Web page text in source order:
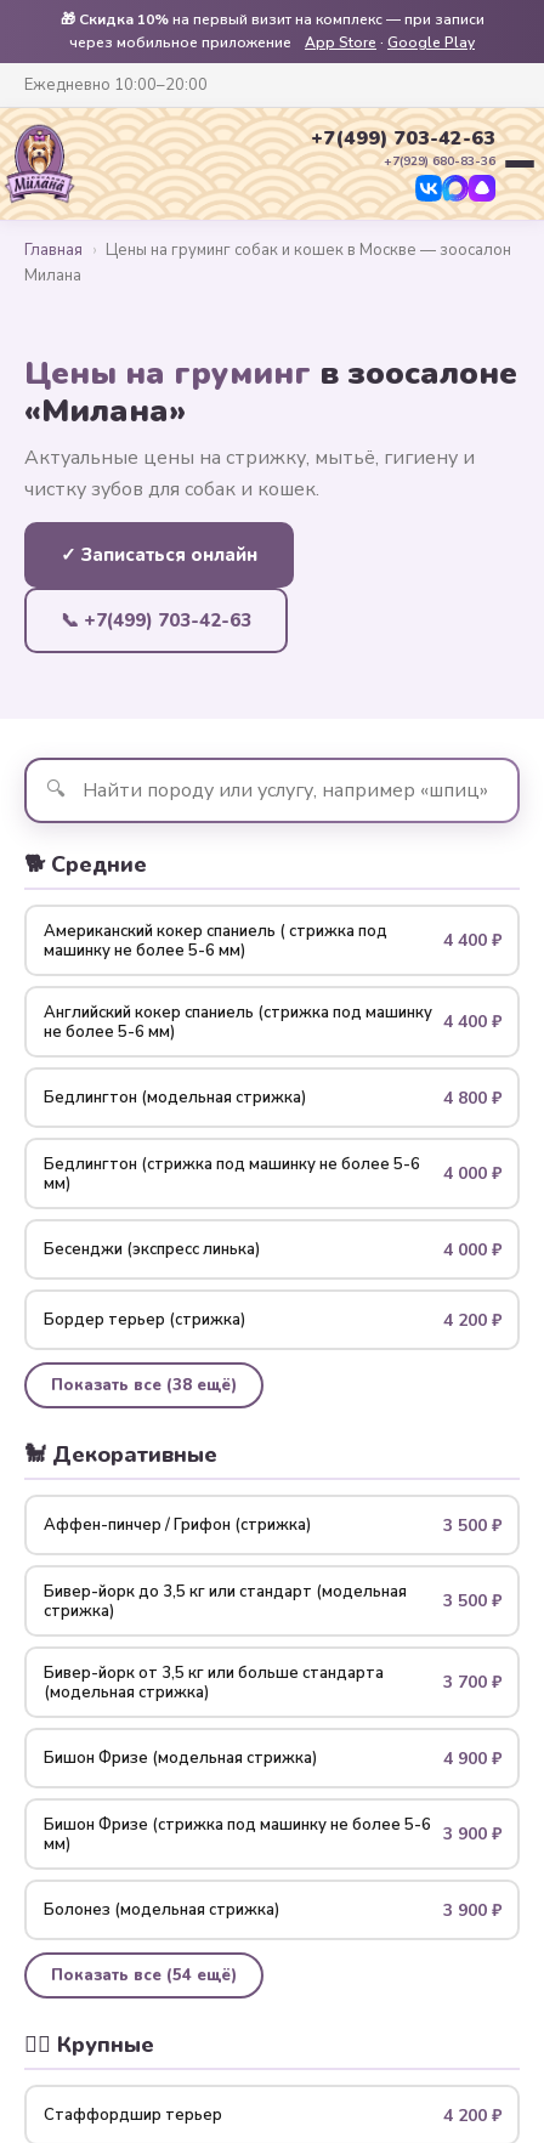
🎁 Скидка 10%на первый визит на комплекс — при записи
через мобильное приложение
App Store · Google Play
Ежедневно 10:00–20:00
+7(499) 703-42-63
+7(929) 680-83-36
Главная › Цены на груминг собак и кошек в Москве — зоосалон
Милана
Цены на груминг в зоосалоне
«Милана»
Актуальные цены на стрижку, мытьё, гигиену и
чистку зубов для собак и кошек.
✓ Записаться онлайн
📞 +7(499) 703-42-63
🔍
🐕 Средние
Американский кокер спаниель ( стрижка под
машинку не более 5-6 мм)
4 400 ₽
Английский кокер спаниель (стрижка под машинку
не более 5-6 мм)
4 400 ₽
Бедлингтон (модельная стрижка) 4 800 ₽
Бедлингтон (стрижка под машинку не более 5-6
мм)
4 000 ₽
Бесенджи (экспресс линька) 4 000 ₽
Бордер терьер (стрижка) 4 200 ₽
Показать все (38 ещё)
🐩 Декоративные
Аффен-пинчер / Грифон (стрижка) 3 500 ₽
Бивер-йорк до 3,5 кг или стандарт (модельная
стрижка)
3 500 ₽
Бивер-йорк от 3,5 кг или больше стандарта
(модельная стрижка)
3 700 ₽
Бишон Фризе (модельная стрижка) 4 900 ₽
Бишон Фризе (стрижка под машинку не более 5-6
мм)
3 900 ₽
Болонез (модельная стрижка) 3 900 ₽
Показать все (54 ещё)
🐕‍🦺 Крупные
Стаффордшир терьер 4 200 ₽